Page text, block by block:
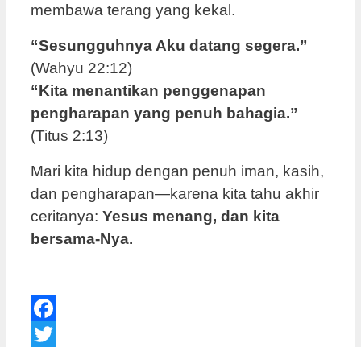
membawa terang yang kekal.
“Sesungguhnya Aku datang segera.”
(Wahyu 22:12)
“Kita menantikan penggenapan
pengharapan yang penuh bahagia.”
(Titus 2:13)
Mari kita hidup dengan penuh iman, kasih,
dan pengharapan—karena kita tahu akhir
ceritanya: Yesus menang, dan kita
bersama-Nya.
Facebook